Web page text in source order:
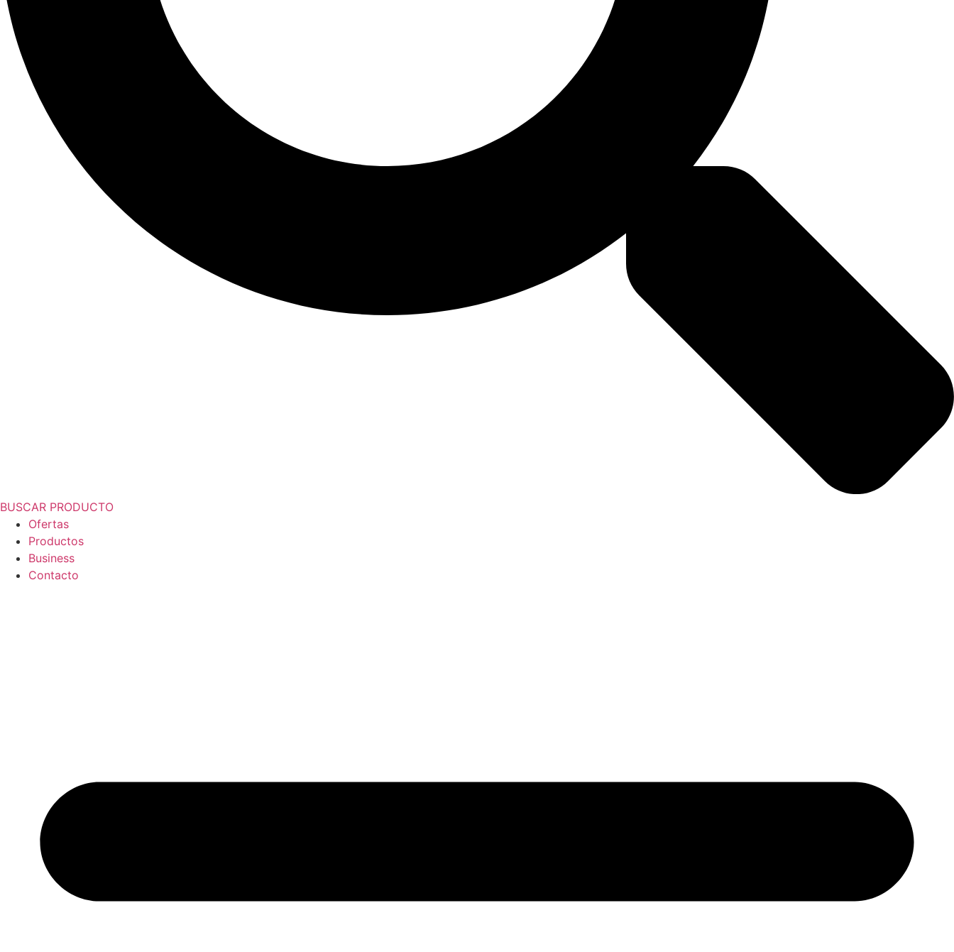
BUSCAR PRODUCTO
Ofertas
Productos
Business
Contacto